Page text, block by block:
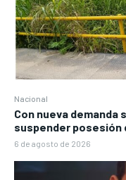
Nacional
Con nueva
suspender posesión
6 de agosto de 2026